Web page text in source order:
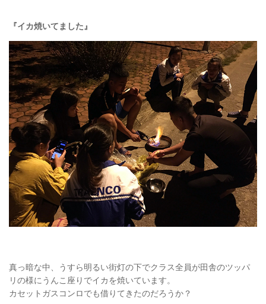
『イカ焼いてました』
真っ暗な中、うすら明るい街灯の下でクラス全員が田舎のツッパ
リの様にうんこ座りでイカを焼いています。
カセットガスコンロでも借りてきたのだろうか？